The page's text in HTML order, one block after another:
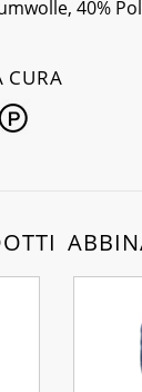
40%
CURA